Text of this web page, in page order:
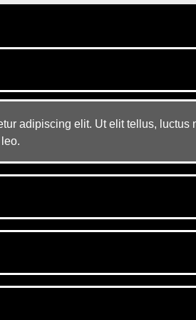
adipiscing elit. Ut elit tellus, luctus